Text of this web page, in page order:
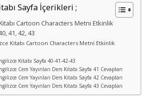
Sayfa İçerikleri ;
Cartoon Characters Metni Etkinlik
41, 42, 43
Kitabı Cartoon Characters Metni Etkinlik
Kitabı Sayfa 40-41-42-43
Cem Yayınları Ders Kitabı Sayfa 41 Cevapları
Cem Yayınları Ders Kitabı Sayfa 42 Cevapları
Cem Yayınları Ders Kitabı Sayfa 43 Cevapları